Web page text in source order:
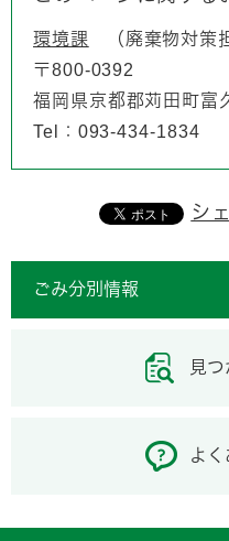
環境課
廃棄物対策
〒800-0392
福岡県京都郡苅田町富
Tel：093-434-1834
シ
ごみ分別情報
見
よ